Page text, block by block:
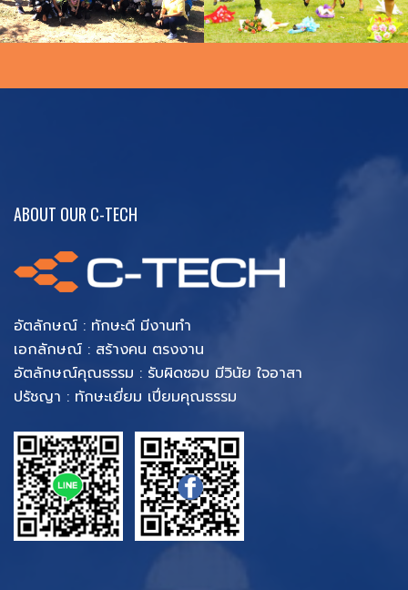
ABOUT OUR C-TECH
อัตลักษณ์ : ทักษะดี มีงานทำ
เอกลักษณ์ : สร้างคน ตรงงาน
อัตลักษณ์คุณธรรม : รับผิดชอบ มีวินัย ใจอาสา
ปรัชญา : ทักษะเยี่ยม เปี่ยมคุณธรรม